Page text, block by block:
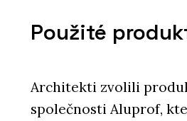
Použité
Architekti zvolili
společnosti Aluprof,